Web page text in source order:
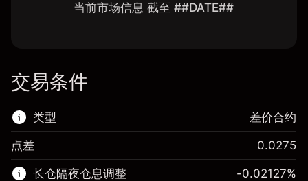
当前市场信息 截至 ##DATE##
交易条件
类型
该金融市场可进行差价合约交易。
差价合约
点差 0.0275
长仓隔夜仓息调整 -0.02127%